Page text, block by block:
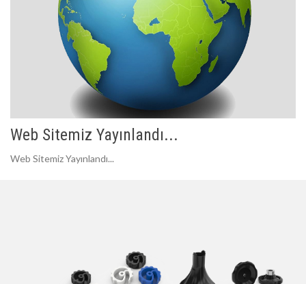
Web Sitemiz Yayınlandı...
Web Sitemiz Yayınlandı...